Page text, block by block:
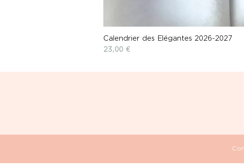
Calendrier des Elégantes 2026-2027
Prix
23,00 €